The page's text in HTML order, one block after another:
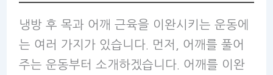
냉방 후 목과 어깨 근육을 이완시키는 운동에
는 여러 가지가 있습니다. 먼저, 어깨를 풀어
주는 운동부터 소개하겠습니다. 어깨를 이완